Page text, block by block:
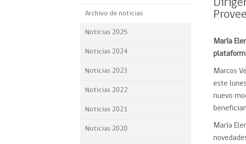
Participación Ciudadana
Reportes Ley de Inclusión
Sé parte de nuestro equipo
Centro
Datos
Archivo de noticias
Noticias 2025
Noticias 2024
Noticias 2023
Noticias 2022
Noticias 2021
Noticias 2020
María
Marcos
este
nuevo
María